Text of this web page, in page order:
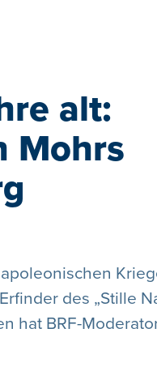
alt:
Mohrs
des „Stille
hat BRF-